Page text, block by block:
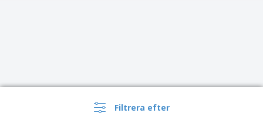
Filtrera efter